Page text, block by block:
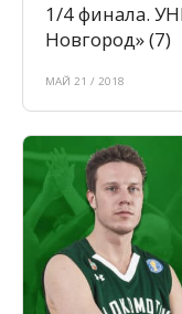
1/4 финала.
Новгород» (7)
МАЙ 21 / 2018